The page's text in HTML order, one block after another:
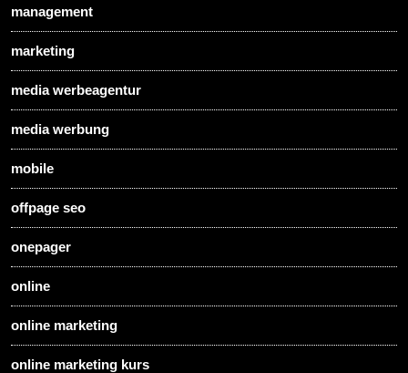
management
marketing
media werbeagentur
media werbung
mobile
offpage seo
onepager
online
online marketing
online marketing kurs